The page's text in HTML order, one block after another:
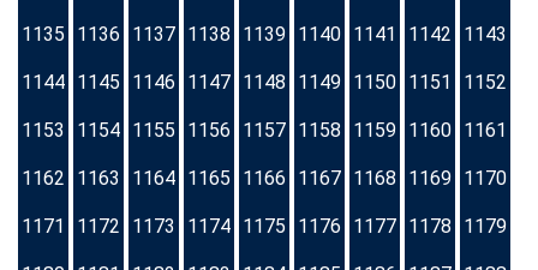
1135 1136 1137 1138 1139 1140 1141 1142 1143
1144 1145 1146 1147 1148 1149 1150 1151 1152
1153 1154 1155 1156 1157 1158 1159 1160 1161
1162 1163 1164 1165 1166 1167 1168 1169 1170
1171 1172 1173 1174 1175 1176 1177 1178 1179